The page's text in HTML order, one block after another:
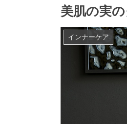
美肌の実
インナーケア